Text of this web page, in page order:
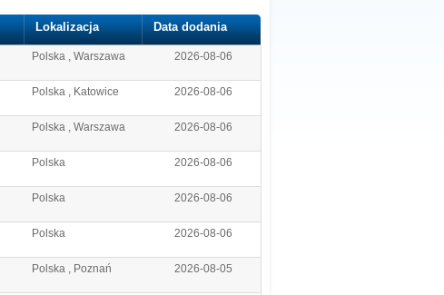
Lokalizacja Data dodania
Polska , Warszawa 2026-08-06
Polska , Katowice 2026-08-06
Polska , Warszawa 2026-08-06
Polska 2026-08-06
Polska 2026-08-06
Polska 2026-08-06
Polska , Poznań 2026-08-05